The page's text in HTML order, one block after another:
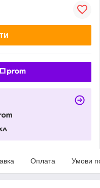
Оплата Умови